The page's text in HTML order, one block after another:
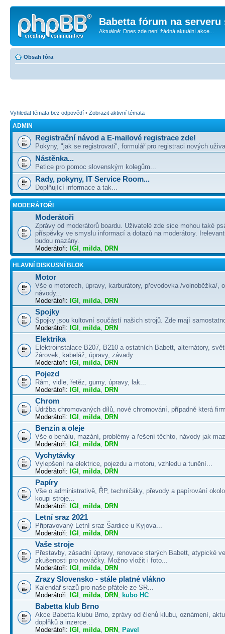
Babetta fórum na serveru
Aktuálně: Dnes zde není žádná aktuální akce...
Obsah fóra
Vyhledat témata bez odpovědí • Zobrazit aktivní témata
ADMIN
Registrační návod a E-mailové registrace zde!
Pokyny, "jak se registrovati", formulář pro registraci nových
Nástěnka...
Petice pro pomoc slovenským kolegům...
Rady, pokyny, IT Service Room...
Doplňující informace a tak...
MODERÁTOŘI
Moderátoři
Zprávy od moderátorů boardu. Uživatelé zde sice mohou také
příspěvky ve smyslu informací a dotazů na moderátory.
budou mazány.
Moderátoři: IGI , milda, DRN
HLAVNÍ DISKUSNÍ BLOK
Motor
Vše o motorech, úpravy, karburátory, převodovka /volnoběžka/,
návody...
Moderátoři: IGI , milda, DRN
Spojky
Spojky jsou kultovní součástí našich strojů. Zde mají
Moderátoři: IGI , milda, DRN
Elektrika
Elektroinstalace B207, B210 a ostatních Babett, alternátory,
žárovek, kabeláž, úpravy, závady...
Moderátoři: IGI , milda, DRN
Pojezd
Rám, vidle, řetěz, gumy, úpravy, lak...
Moderátoři: IGI , milda, DRN
Chrom
Údržba chromovaných dílů, nové chromování, případně která
Moderátoři: IGI , milda, DRN
Benzín a oleje
Vše o benálu, mazání, problémy a řešení těchto, návody jak
Moderátoři: IGI , milda, DRN
Vychytávky
Vylepšení na elektrice, pojezdu a motoru, vzhledu a tunění...
Moderátoři: IGI , milda, DRN
Papíry
Vše o administrativě, ŘP, techničáky, převody a papírování
koupi stroje...
Moderátoři: IGI , milda, DRN
Letní sraz 2021
Připravovaný Letní sraz Šardice u Kyjova...
Moderátoři: IGI , milda, DRN
Vaše stroje
Přestavby, zásadní úpravy, renovace starých Babett, atypické
zkušenosti pro nováčky. Možno vložit i foto...
Moderátoři: IGI , milda, DRN
Zrazy Slovensko - stále platné vlákno
Kalendář srazů pro naše přátele ze SR...
Moderátoři: IGI , milda, DRN , kubo HC
Babetta klub Brno
Akce Babetta klubu Brno, zprávy od členů klubu, oznámení,
doplňků a inzerce...
Moderátoři: IGI , milda, DRN , Pavel